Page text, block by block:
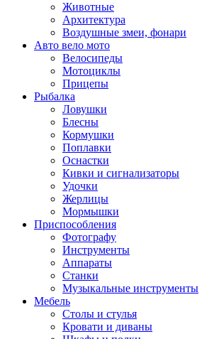
Животные
Архитектура
Воздушные змеи, фонари
Авто вело мото
Велосипеды
Мотоциклы
Прицепы
Рыбалка
Ловушки
Блесны
Кормушки
Поплавки
Оснастки
Кивки и сигнализаторы
Удочки
Жерлицы
Мормышки
Приспособления
Фотографу
Инструменты
Аппараты
Станки
Музыкальные инструменты
Мебель
Столы и стулья
Кровати и диваны